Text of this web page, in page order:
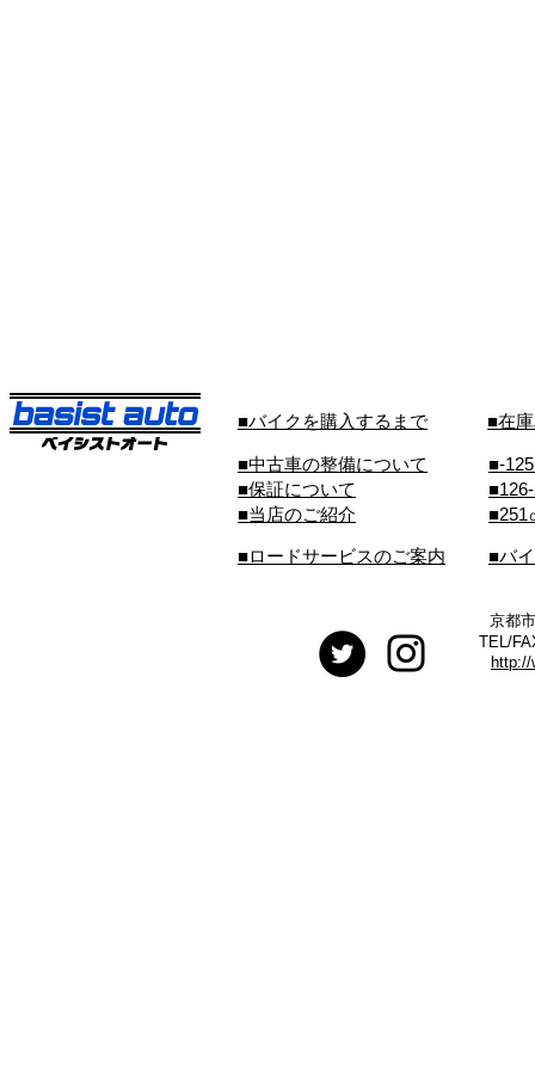
■バイクを購入するまで ■在
■中古車の整備について
■保証について
■当店のご紹介
■-
■251
■ロードサービスのご案内 ■バ
京都
TEL/